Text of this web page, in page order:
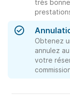
très
Obtenez
annulez
votre